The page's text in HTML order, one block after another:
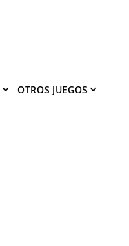
OTROS JUEGOS